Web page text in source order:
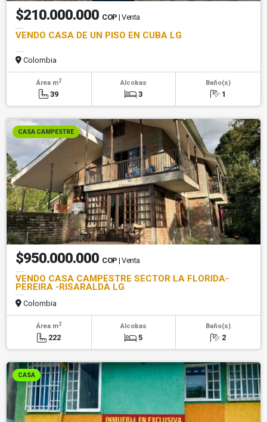
$210.000.000 COP | Venta
VENDO CASA DE UN PISO EN CUBA LG
Colombia
Área m2
39
Alcobas
3
Baño(s)
1
CASA CAMPESTRE
$950.000.000 COP | Venta
VENDO CASA CAMPESTRE SECTOR LA FLORIDA-
PEREIRA -RISARALDA LG
Colombia
Área m2
222
Alcobas
5
Baño(s)
2
CASA